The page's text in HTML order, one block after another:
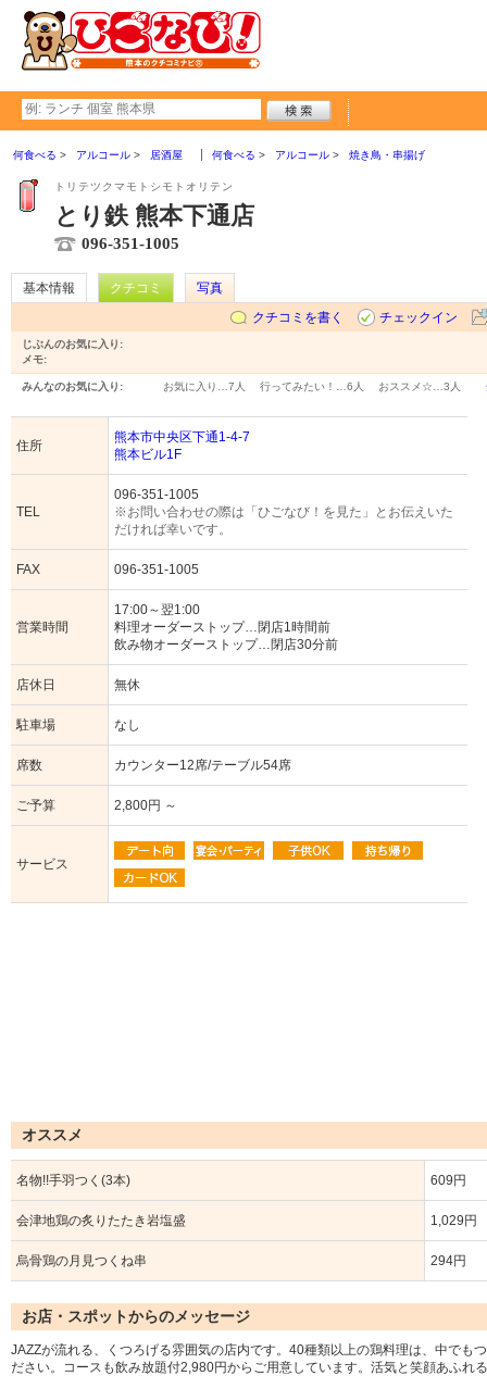
何食べる アルコール 居酒屋 何食べる アルコール 焼き鳥・串揚げ
トリテツクマモトシモトオリテン
とり鉄 熊本下通店
096-351-1005
基本情報 クチコミ
写真
クチコミを書く
チェックイン
じぶんのお気に入り:
メモ:
みんなのお気に入り: お気に入り… 7人 行ってみたい！… 6人 おススメ☆… 3人
住所
熊本市中央区下通1-4-7
熊本ビル1F
TEL
096-351-1005
※お問い合わせの際は「ひごなび！を見た」とお伝えいた
だければ幸いです。
FAX 096-351-1005
営業時間
17:00～翌1:00
料理オーダーストップ…閉店1時間前
飲み物オーダーストップ…閉店30分前
店休日 無休
駐車場 なし
席数 カウンター12席/テーブル54席
ご予算 2,800円 ～
サービス
オススメ
名物!!手羽つく(3本) 609円
会津地鶏の炙りたたき岩塩盛 1,029円
烏骨鶏の月見つくね串 294円
お店・スポットからのメッセージ
JAZZが流れる、くつろげる雰囲気の店内です。40種類以上の鶏料理は、中でも
ださい。コースも飲み放題付2,980円からご用意しています。活気と笑顔あふれ